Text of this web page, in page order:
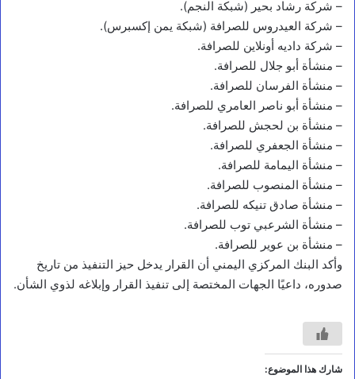
– شركة رشاد بحير (شبكة النجم).
– شركة العيدروس للصرافة (شبكة يمن إكسبرس).
– شركة داديه أونلاين للصرافة.
– منشأة أبو جلال للصرافة.
– منشأة الفرسان للصرافة.
– منشأة أبو ناصر العامري للصرافة.
– منشأة بن لحجش للصرافة.
– منشأة الجعفري للصرافة.
– منشأة اليمامة للصرافة.
– منشأة المنصوب للصرافة.
– منشأة صادق تنيكه للصرافة.
– منشأة الشرعبي توب للصرافة.
– منشأة بن عوير للصرافة.
وأكد البنك المركزي اليمني أن القرار يدخل حيز التنفيذ من تاريخ
صدوره، داعيًا الجهات المختصة إلى تنفيذ القرار وإبلاغه لذوي الشأن.
شارك هذا الموضوع:
أخبار محلية
ا
ل
ق
ا
ض
ا
م
ط
ر